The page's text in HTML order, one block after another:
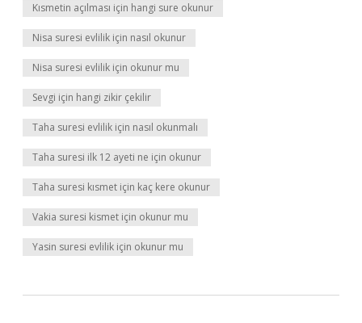
Kısmetin açılması için hangi sure okunur
Nisa suresi evlilik için nasıl okunur
Nisa suresi evlilik için okunur mu
Sevgi için hangi zikir çekilir
Taha suresi evlilik için nasıl okunmalı
Taha suresi ilk 12 ayeti ne için okunur
Taha suresi kısmet için kaç kere okunur
Vakia suresi kismet için okunur mu
Yasin suresi evlilik için okunur mu